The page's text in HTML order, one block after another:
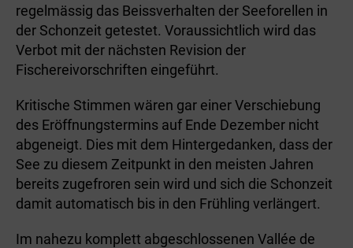
regelmässig das Beissverhalten der Seeforellen in
der Schonzeit getestet. Voraussichtlich wird das
Verbot mit der nächsten Revision der
Fischereivorschriften eingeführt.
Kritische Stimmen wären gar einer Verschiebung
des Eröffnungstermins auf Ende Dezember nicht
abgeneigt. Dies mit dem Hintergedanken, dass der
See zu diesem Zeitpunkt in den meisten Jahren
bereits zugefroren sein wird und sich die Schonzeit
damit automatisch bis in den Frühling verlängert.
Im nahezu komplett abgeschlossenen Vallée de